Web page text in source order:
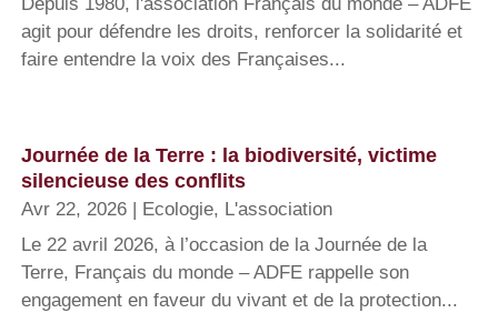
Depuis 1980, l'association Français du monde – ADFE
agit pour défendre les droits, renforcer la solidarité et
faire entendre la voix des Françaises...
Journée de la Terre : la biodiversité, victime
silencieuse des conflits
Avr 22, 2026 Ecologie, L'association
Le 22 avril 2026, à l’occasion de la Journée de la
Terre, Français du monde – ADFE rappelle son
engagement en faveur du vivant et de la protection...